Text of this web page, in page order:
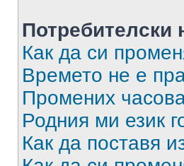
Потребителски
Как да си
Времето не е
Промених
Родния ми език
Как да поставя